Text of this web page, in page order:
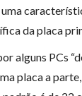
da placa
alguns PCs
placa a